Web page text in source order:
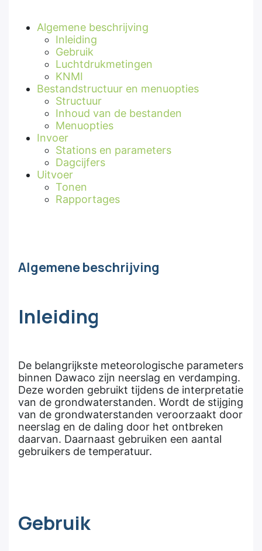
Algemene beschrijving
Inleiding
Gebruik
Luchtdrukmetingen
KNMI
Bestandstructuur en menuopties
Structuur
Inhoud van de bestanden
Menuopties
Invoer
Stations en parameters
Dagcijfers
Uitvoer
Tonen
Rapportages
Algemene beschrijving
Inleiding
De belangrijkste meteorologische parameters
binnen Dawaco zijn neerslag en verdamping.
Deze worden gebruikt tijdens de interpretatie
van de grondwaterstanden. Wordt de stijging
van de grondwaterstanden veroorzaakt door
neerslag en de daling door het ontbreken
daarvan. Daarnaast gebruiken een aantal
gebruikers de temperatuur.
Gebruik